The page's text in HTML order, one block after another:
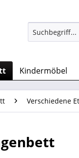
Kindermöbel
Verschiedene